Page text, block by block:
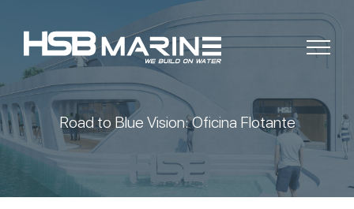
Road to Blue Vision: Oficina Flotante